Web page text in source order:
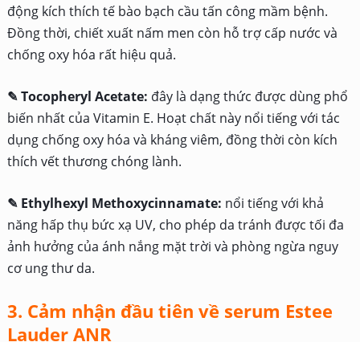
động kích thích tế bào bạch cầu tấn công mầm bệnh.
Đồng thời, chiết xuất nấm men còn hỗ trợ cấp nước và
chống oxy hóa rất hiệu quả.
✎ Tocopheryl Acetate: đây là dạng thức được dùng phổ
biến nhất của Vitamin E. Hoạt chất này nổi tiếng với tác
dụng chống oxy hóa và kháng viêm, đồng thời còn kích
thích vết thương chóng lành.
✎ Ethylhexyl Methoxycinnamate: nổi tiếng với khả
năng hấp thụ bức xạ UV, cho phép da tránh được tối đa
ảnh hưởng của ánh nắng mặt trời và phòng ngừa nguy
cơ ung thư da.
3. Cảm nhận đầu tiên về serum Estee
Lauder ANR